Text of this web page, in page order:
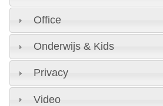
Office
Onderwijs & Kids
Privacy
Video